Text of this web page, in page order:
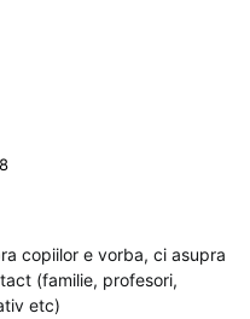
copiilor e vorba, ci asupra
(familie, profesori,
etc)